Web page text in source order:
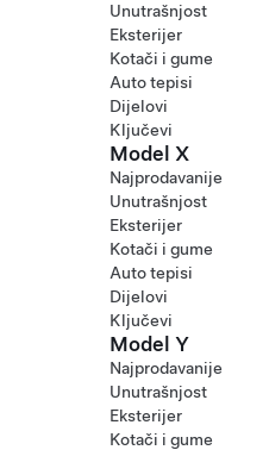
Unutrašnjost
Eksterijer
Kotači i gume
Auto tepisi
Dijelovi
Ključevi
Model X
Najprodavanije
Unutrašnjost
Eksterijer
Kotači i gume
Auto tepisi
Dijelovi
Ključevi
Model Y
Najprodavanije
Unutrašnjost
Eksterijer
Kotači i gume